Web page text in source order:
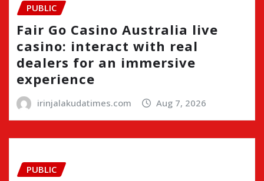
PUBLIC
Fair Go Casino Australia live
casino: interact with real
dealers for an immersive
experience
irinjalakudatimes.com Aug 7, 2026
PUBLIC